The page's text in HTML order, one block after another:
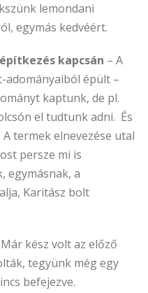
lemondani
egymás kedvéért.
kapcsán – A
adományaiból épült –
kaptunk, de pl.
el tudtunk adni. És
termek elnevezése utal
persze mi is
egymásnak, a
Karitász bolt
Már kész volt az előző
tegyünk még egy
befejezve.